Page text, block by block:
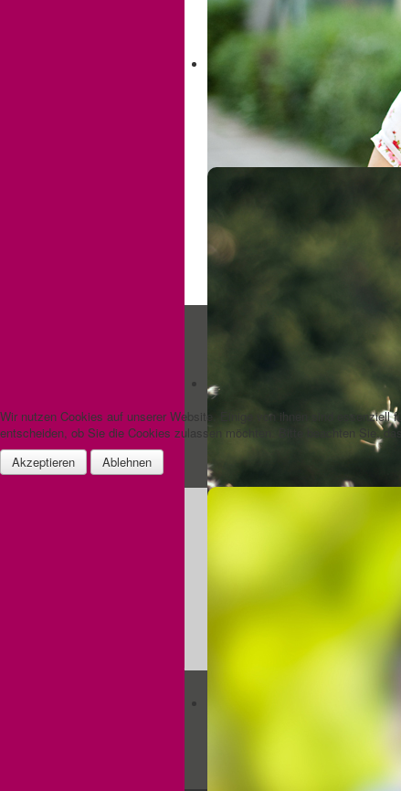
Mädchen und
Jungen bis 12
Wir nutzen Cookies auf unserer Website. Einige von ihnen sind essenziell
entscheiden, ob Sie die Cookies zulassen möchten. Bitte beachten Sie,
Akzeptieren
Ablehnen